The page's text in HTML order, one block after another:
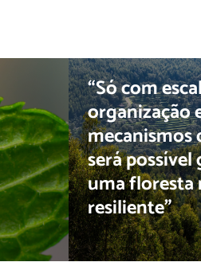
“Só com
organização
mecanismos
será
uma floresta
resiliente”